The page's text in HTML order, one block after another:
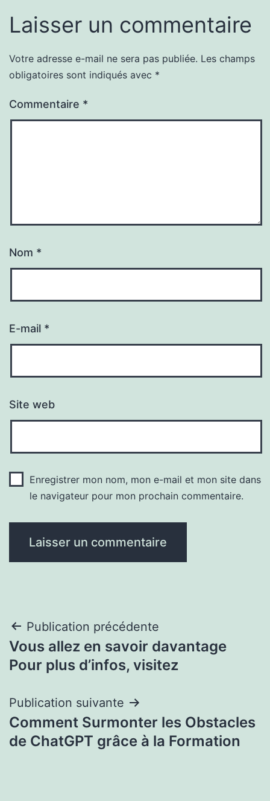
Laisser un commentaire
Votre adresse e-mail ne sera pas publiée. Les champs
obligatoires sont indiqués avec *
Commentaire *
Nom *
E-mail *
Site web
Enregistrer mon nom, mon e-mail et mon site dans
le navigateur pour mon prochain commentaire.
Navigation
de
Publication précédente
Vous allez en savoir davantage
Pour plus d’infos, visitez
Publication suivante
Comment Surmonter les Obstacles
de ChatGPT grâce à la Formation